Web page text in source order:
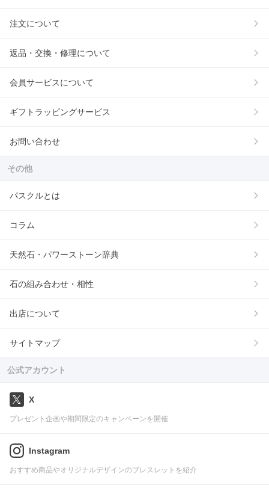
注文について
返品・交換・修理について
会員サービスについて
ギフトラッピングサービス
お問い合わせ
その他
パスクルとは
コラム
天然石・パワーストーン辞典
石の組み合わせ・相性
出店について
サイトマップ
公式アカウント
X
プレゼント企画や期間限定のキャンペーンを開催
Instagram
おすすめ商品やオリジナルデザインのブレスレットを紹介